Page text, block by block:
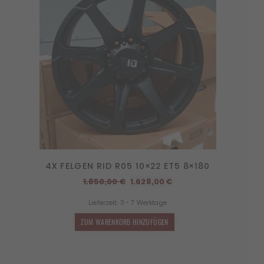
4X FELGEN RID R05 10×22 ET5 8×180
1.850,00€ Ursprünglicher
war:
1.850,00 €
1.628,00€Aktueller
Lieferzeit: 3 - 7 Werktage
ZUM WARENKORB HINZUFÜGEN